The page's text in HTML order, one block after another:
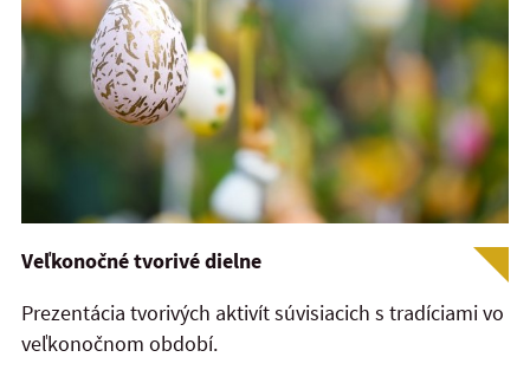
Veľkonočné tvorivé dielne
Prezentácia tvorivých aktivít súvisiacich s tradíciami vo
veľkonočnom období.